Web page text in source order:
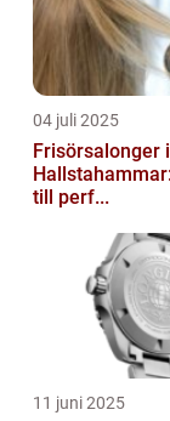
04 juli 2025
Frisörsalonger i
till perf...
11 juni 2025